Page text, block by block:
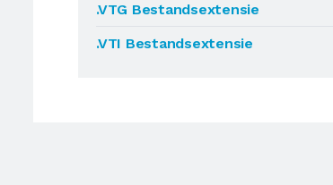
.VTG Bestandsextensie
.VTI Bestandsextensie